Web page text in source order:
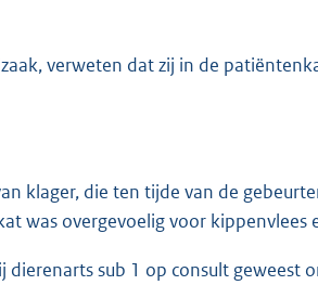
verweten dat zij in de
klager, die ten tijde van de
was overgevoelig voor
dierenarts sub 1 op consult